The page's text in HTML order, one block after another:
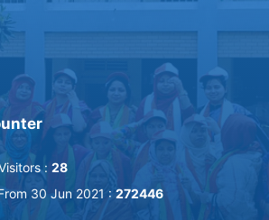
: 28
30 Jun 2021 : 272446